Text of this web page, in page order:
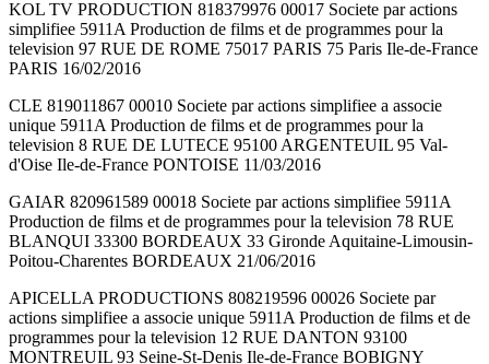
KOL TV PRODUCTION 818379976 00017 Societe par actions
simplifiee 5911A Production de films et de programmes pour la
television 97 RUE DE ROME 75017 PARIS 75 Paris Ile-de-France
PARIS 16/02/2016
CLE 819011867 00010 Societe par actions simplifiee a associe
unique 5911A Production de films et de programmes pour la
television 8 RUE DE LUTECE 95100 ARGENTEUIL 95 Val-
d'Oise Ile-de-France PONTOISE 11/03/2016
GAIAR 820961589 00018 Societe par actions simplifiee 5911A
Production de films et de programmes pour la television 78 RUE
BLANQUI 33300 BORDEAUX 33 Gironde Aquitaine-Limousin-
Poitou-Charentes BORDEAUX 21/06/2016
APICELLA PRODUCTIONS 808219596 00026 Societe par
actions simplifiee a associe unique 5911A Production de films et de
programmes pour la television 12 RUE DANTON 93100
MONTREUIL 93 Seine-St-Denis Ile-de-France BOBIGNY